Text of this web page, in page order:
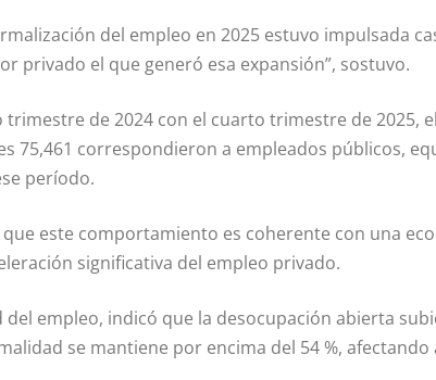
del empleo en 2025 estuvo impulsada
privado el que generó esa expansión”, sostuvo.
de 2024 con el cuarto trimestre de 2025,
75,461 correspondieron a empleados públicos,
período.
este comportamiento es coherente con una
significativa del empleo privado.
empleo, indicó que la desocupación abierta
se mantiene por encima del 54 %,